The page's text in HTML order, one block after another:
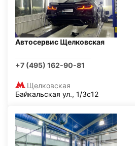
Автосервис Щелковская
+7 (495) 162-90-81
Щелковская
Байкальская ул., 1/3с12